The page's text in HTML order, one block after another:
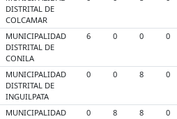
DISTRITAL DE
COLCAMAR
MUNICIPALIDAD
DISTRITAL DE
CONILA
6 0 0 0
MUNICIPALIDAD
DISTRITAL DE
INGUILPATA
0 0 8 0
MUNICIPALIDAD
0 8 8 0